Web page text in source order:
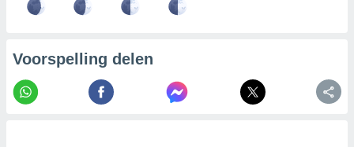
van
Voorspelling delen